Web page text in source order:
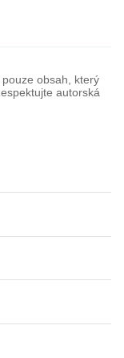
obsah, který
autorská